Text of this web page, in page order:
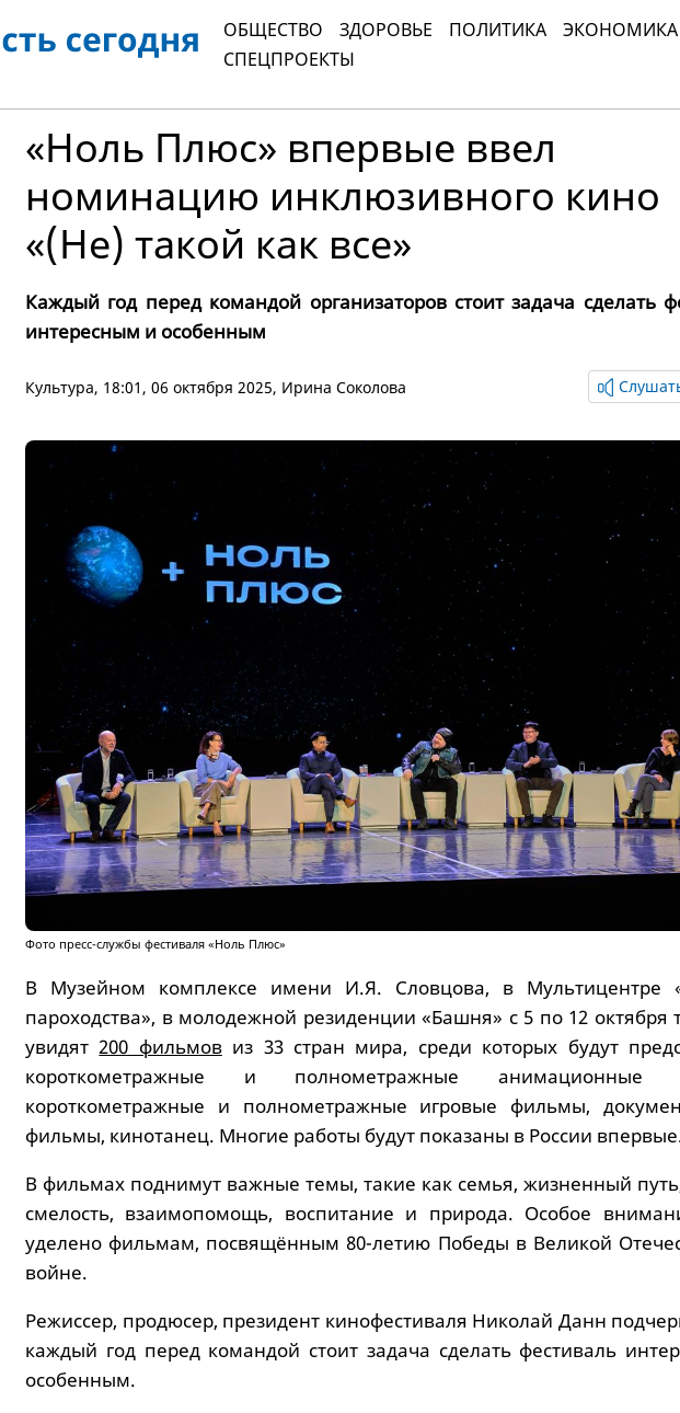
ОБЩЕСТВО ЗДОРОВЬЕ ПОЛИТИКА ЭКОНОМИКА
СПЕЦПРОЕКТЫ
«Ноль Плюс» впервые ввел
номинацию инклюзивного кино
«(Не) такой как все»
Каждый год перед командой организаторов стоит задача сделать
интересным и особенным
Культура, 18:01, 06 октября 2025, Ирина Соколова
Фото пресс-службы фестиваля «Ноль Плюс»
В Музейном комплексе имени И.Я. Словцова, в Мультицентре
пароходства», в молодежной резиденции «Башня» с 5 по 12
увидят200 фильмовиз 33 стран мира, среди которых будут
короткометражные и полнометражные анимационные
короткометражные и полнометражные игровые фильмы,
фильмы, кинотанец. Многие работы будут показаны в России
В фильмах поднимут важные темы, такие как семья, жизненный
смелость, взаимопомощь, воспитание и природа. Особое
уделено фильмам, посвящённым 80-летию Победы в Великой
войне.
Режиссер, продюсер, президент кинофестиваля Николай Данн
каждый год перед командой стоит задача сделать фестиваль
особенным.